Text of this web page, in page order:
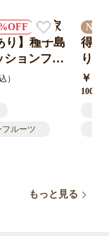
もっと見る
【家
り】種子島
ションフル
24個）送
直送
）
ルーツ
NEW
得！
り】
ショ
0-60
￥
1000